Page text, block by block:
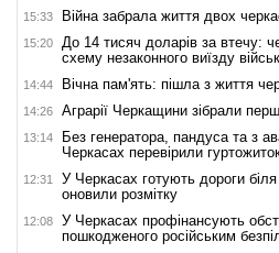
15:33 Війна забрала життя двох
15:20
До 14 тисяч доларів за втечу:
схему незаконного виїзду
14:44 Вічна пам'ять: пішла з життя
14:26 Аграрії Черкащини зібрали
13:14
Без генератора, пандуса та з
Черкасах перевірили
12:31
У Черкасах готують дороги
оновили розмітку
12:08
У Черкасах профінансують
пошкодженого російським